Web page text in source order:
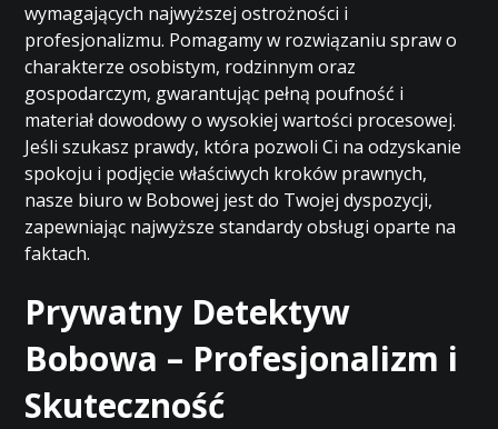
wymagających najwyższej ostrożności i
profesjonalizmu. Pomagamy w rozwiązaniu spraw o
charakterze osobistym, rodzinnym oraz
gospodarczym, gwarantując pełną poufność i
materiał dowodowy o wysokiej wartości procesowej.
Jeśli szukasz prawdy, która pozwoli Ci na odzyskanie
spokoju i podjęcie właściwych kroków prawnych,
nasze biuro w Bobowej jest do Twojej dyspozycji,
zapewniając najwyższe standardy obsługi oparte na
faktach.
Prywatny Detektyw
Bobowa – Profesjonalizm i
Skuteczność